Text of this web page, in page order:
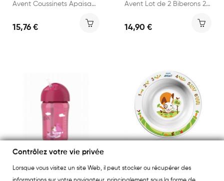
Avent Coussinets Apaisant et Raffermissant -...
15,76 €
Avent Lot de 2 Biberons 260ml Polypropylène Bleu
14,90 €
Contrôlez votre vie privée
Lorsque vous visitez un site Web, il peut stocker ou récupérer des